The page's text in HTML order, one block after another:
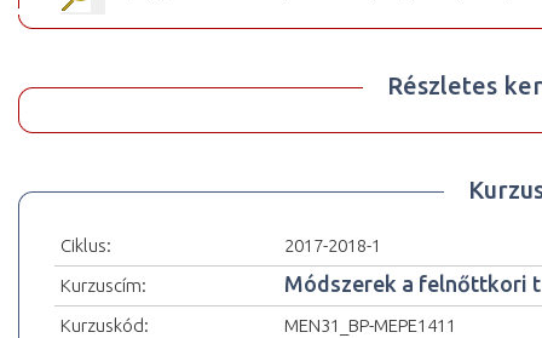
Részletes
Ciklus:
2017-2018-1
Kurzuscím:
Módszerek a felnőttkori
Kurzuskód:
MEN31_BP-MEPE1411